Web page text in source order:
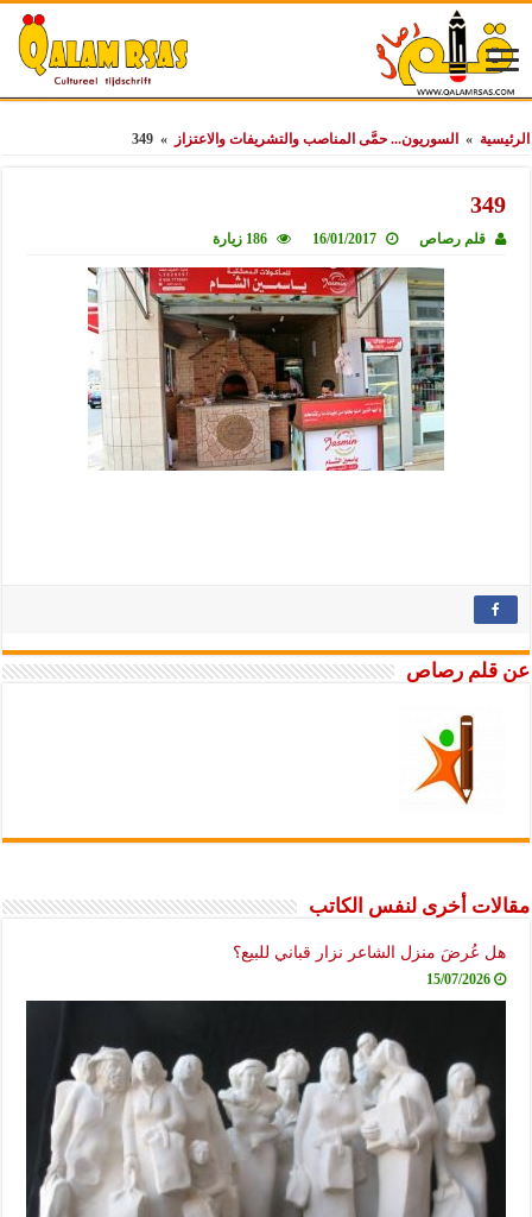
الرئيسية » السوريون... حمَّى المناصب والتشريفات والاعتزاز »
349
349
قلم رصاص 16/01/2017 186 زيارة
عن قلم رصاص
مقالات أخرى لنفس الكاتب
هل عُرضَ منزل الشاعر نزار قباني للبيع؟
15/07/2026